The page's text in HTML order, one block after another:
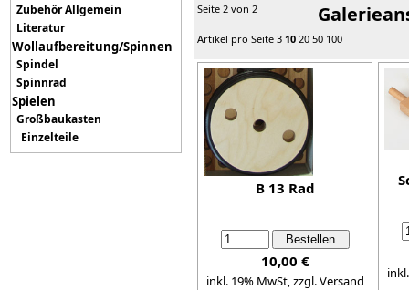
Zubehör Allgemein
Literatur
Wollaufbereitung/Spinnen
Spindel
Spinnrad
Spielen
Großbaukasten
Einzelteile
Seite 2 von 2
Artikel pro Seite 3 10 20 50 100
B 13 Rad
10,00 €
inkl. 19% MwSt,zzgl. Versand